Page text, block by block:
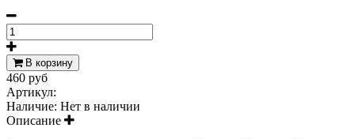
В корзину
460 руб
Артикул:
Наличие: Нет в наличии
Описание